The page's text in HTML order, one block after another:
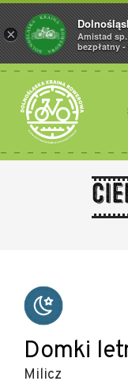
Domki
Milicz
×
Amistad
bezpłatny